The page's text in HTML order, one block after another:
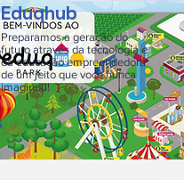
Eduqhub
Preparamos a geração do
futuro através da tecnologia e
da educação empreendedora
de um jeito que você nunca
imaginou!